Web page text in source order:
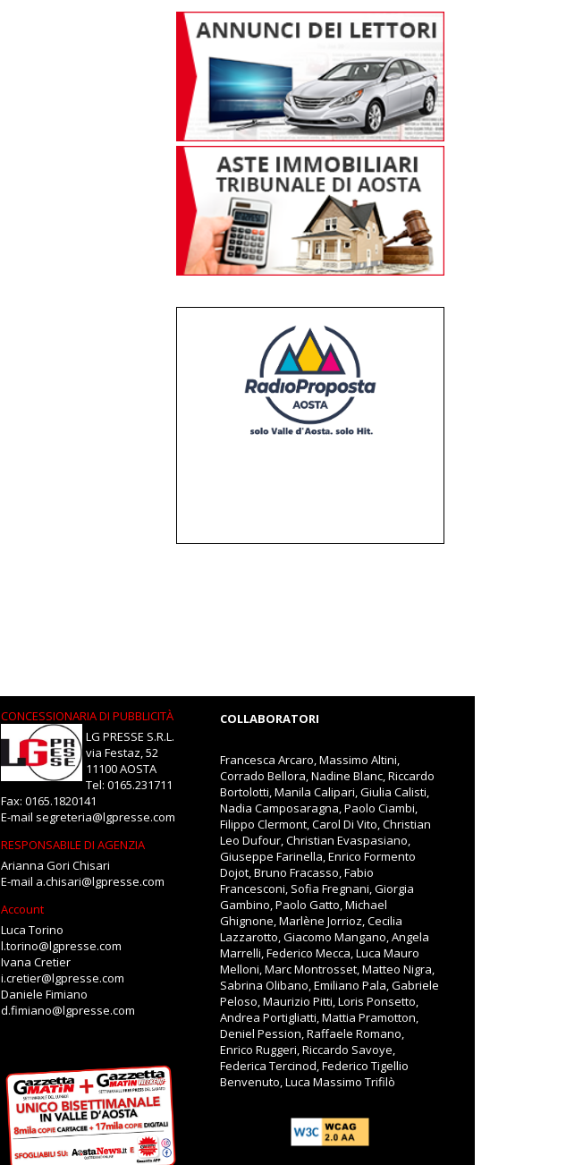
CONCESSIONARIA DI PUBBLICITÀ
LG PRESSE S.R.L.
via Festaz, 52
11100 AOSTA
Tel: 0165.231711
Fax: 0165.1820141
E-mail segreteria@lgpresse.com
RESPONSABILE DI AGENZIA
Arianna Gori Chisari
E-mail a.chisari@lgpresse.com
Account
Luca Torino
l.torino@lgpresse.com
Ivana Cretier
i.cretier@lgpresse.com
Daniele Fimiano
d.fimiano@lgpresse.com
COLLABORATORI
Francesca Arcaro, Massimo Altini,
Corrado Bellora, Nadine Blanc, Riccardo
Bortolotti, Manila Calipari, Giulia Calisti,
Nadia Camposaragna, Paolo Ciambi,
Filippo Clermont, Carol Di Vito, Christian
Leo Dufour, Christian Evaspasiano,
Giuseppe Farinella, Enrico Formento
Dojot, Bruno Fracasso, Fabio
Francesconi, Sofia Fregnani, Giorgia
Gambino, Paolo Gatto, Michael
Ghignone, Marlène Jorrioz, Cecilia
Lazzarotto, Giacomo Mangano, Angela
Marrelli, Federico Mecca, Luca Mauro
Melloni, Marc Montrosset, Matteo Nigra,
Sabrina Olibano, Emiliano Pala, Gabriele
Peloso, Maurizio Pitti, Loris Ponsetto,
Andrea Portigliatti, Mattia Pramotton,
Deniel Pession, Raffaele Romano,
Enrico Ruggeri, Riccardo Savoye,
Federica Tercinod, Federico Tigellio
Benvenuto, Luca Massimo Trifilò